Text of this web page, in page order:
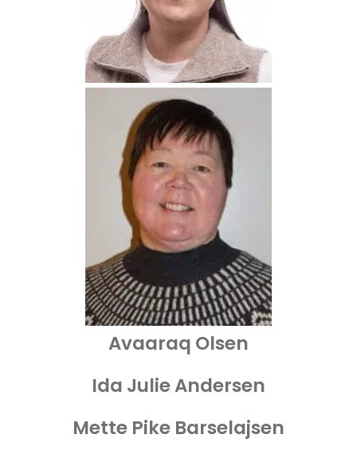
Avaaraq Olsen
Ida Julie Andersen
Mette Pike Barselajsen